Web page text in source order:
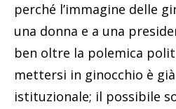
perché l’immagine delle
una donna e a una
ben oltre la polemica
mettersi in ginocchio è
istituzionale; il possibile